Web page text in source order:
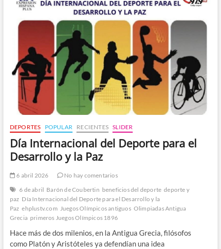
4
Sorprenden
Paladar
DEPORTES POPULAR RECIENTES SLIDER
Día Internacional del Deporte para el
Desarrollo y la Paz
6 abril 2026
No hay comentarios
6 de abril Barón de Coubertin beneficios del deporte deporte y
paz Día Internacional del Deporte para el Desarrollo y la
Paz ehplustv.com Juegos Olímpicos antiguos Olimpiadas Antigua
Grecia primeros Juegos Olímpicos 1896
Hace más de dos milenios, en la Antigua Grecia, filósofos
como Platón y Aristóteles ya defendían una idea